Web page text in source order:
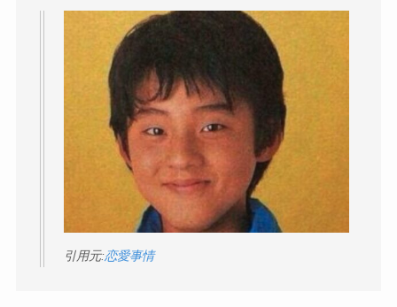
引用元:恋愛事情